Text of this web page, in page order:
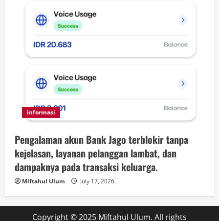
informasi
Pengalaman akun Bank Jago terblokir tanpa
kejelasan, layanan pelanggan lambat, dan
dampaknya pada transaksi keluarga.
Miftahul Ulum July 17, 2026
Copyright © 2025 Miftahul Ulum. All rights